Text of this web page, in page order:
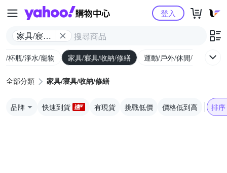
Yahoo購物中心
家具/寢具/
登入
/杯瓶/淨水/寵物 家具/寢具/收納/修繕 運動/戶外/休閒/健身
全部分類 家具/寢具/收納/修繕
品牌 快速到貨 有現貨 挑戰低價 價格低到高 排序